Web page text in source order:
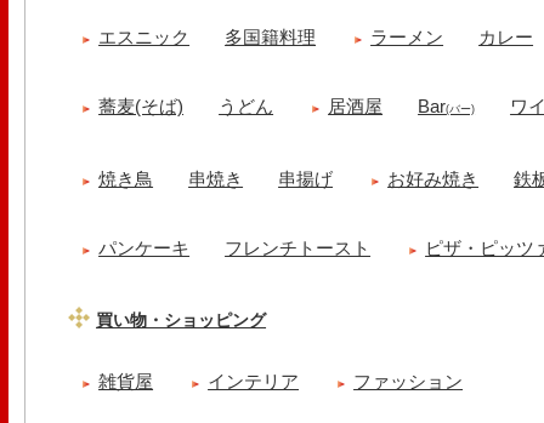
エスニック 多国籍料理 ラーメン カレー
蕎麦(そば) うどん 居酒屋 Bar(バー) ワ
焼き鳥 串焼き 串揚げ お好み焼き 鉄
パンケーキ フレンチトースト ピザ・ピッツ
買い物・ショッピング
雑貨屋 インテリア ファッション